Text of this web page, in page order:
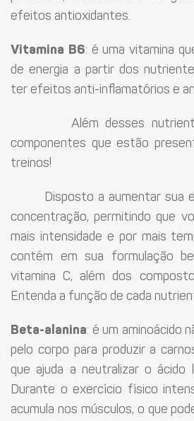
efeitos antioxidantes.
Vitamina B6: é uma vitamina
de energia a partir dos
ter efeitos anti-inflamatórios e
Além desses
componentes que estão
treinos!
Disposto a aumentar sua
concentração, permitindo que
mais intensidade e por mais
contém em sua formulação
vitamina C, além dos
Entenda a função de cada
Beta-alanina: é um aminoácido
pelo corpo para produzir a
que ajuda a neutralizar o ácido
Durante o exercício físico
acumula nos músculos, o que